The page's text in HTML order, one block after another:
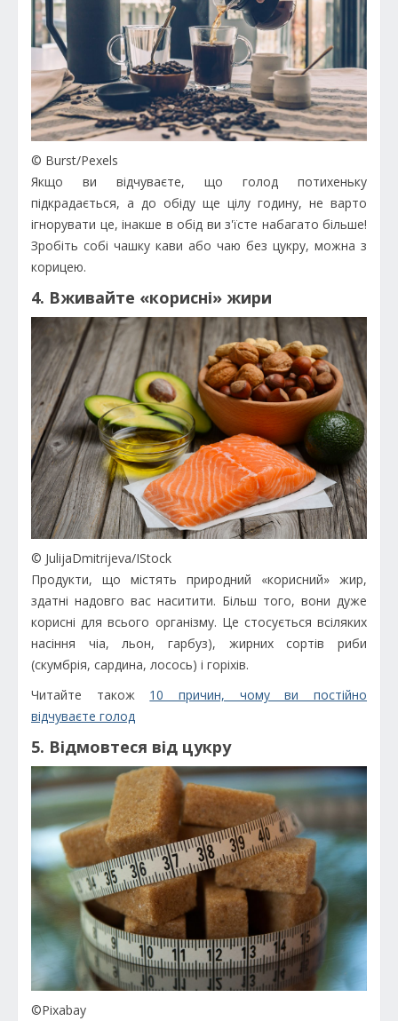
© Burst/Pexels
Якщо ви відчуваєте, що голод потихеньку
підкрадається, а до обіду ще цілу годину, не варто
ігнорувати це, інакше в обід ви з'їсте набагато більше!
Зробіть собі чашку кави або чаю без цукру, можна з
корицею.
4. Вживайте «корисні» жири
© JulijaDmitrijeva/IStock
Продукти, що містять природний «корисний» жир,
здатні надовго вас наситити. Більш того, вони дуже
корисні для всього організму. Це стосується всіляких
насіння чіа, льон, гарбуз), жирних сортів риби
(скумбрія, сардина, лосось) і горіхів.
Читайте також
10 причин, чому ви постійно
відчуваєте голод
5. Відмовтеся від цукру
©Pixabay